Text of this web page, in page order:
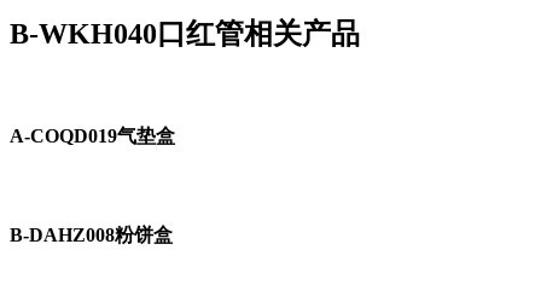
B-WKH040口红管相关产品
A-COQD019气垫盒
B-DAHZ008粉饼盒